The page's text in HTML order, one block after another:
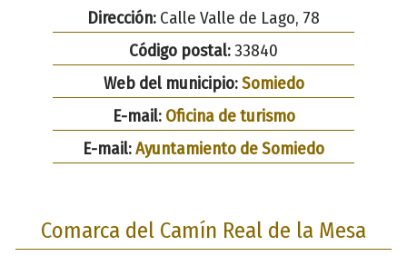
Dirección: Calle Valle de Lago, 78
Código postal:33840
Web del municipio:Somiedo
E-mail: Oficina de turismo
E-mail:Ayuntamiento de Somiedo
Comarca del Camín Real de la Mesa